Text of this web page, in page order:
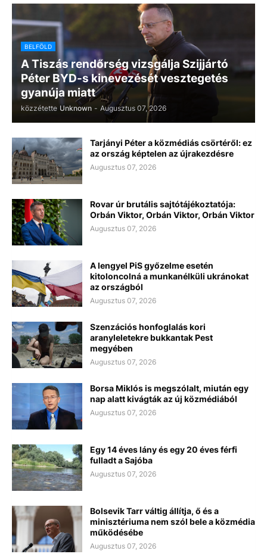
BELFÖLD
A Tiszás rendőrség vizsgálja Szijjártó
Péter BYD-s kinevezését vesztegetés
gyanúja miatt
közzétette Unknown - Augusztus 07, 2026
Tarjányi Péter a közmédiás csörtéről: ez
az ország képtelen az újrakezdésre
Augusztus 07, 2026
Rovar úr brutális sajtótájékoztatója:
Orbán Viktor, Orbán Viktor, Orbán Viktor
Augusztus 07, 2026
A lengyel PiS győzelme esetén
kitoloncolná a munkanélküli ukránokat
az országból
Augusztus 07, 2026
Szenzációs honfoglalás kori
aranyleletekre bukkantak Pest
megyében
Augusztus 07, 2026
Borsa Miklós is megszólalt, miután egy
nap alatt kivágták az új közmédiából
Augusztus 07, 2026
Egy 14 éves lány és egy 20 éves férfi
fulladt a Sajóba
Augusztus 07, 2026
Bolsevik Tarr váltig állítja, ő és a
minisztériuma nem szól bele a közmédia
működésébe
Augusztus 07, 2026